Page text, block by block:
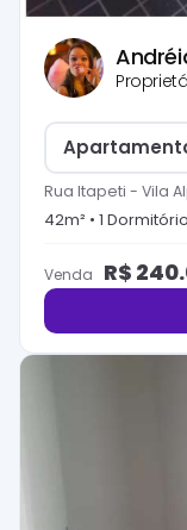
Rua Itapeti - Vila
42m² • 1 Dormitório
Venda R$